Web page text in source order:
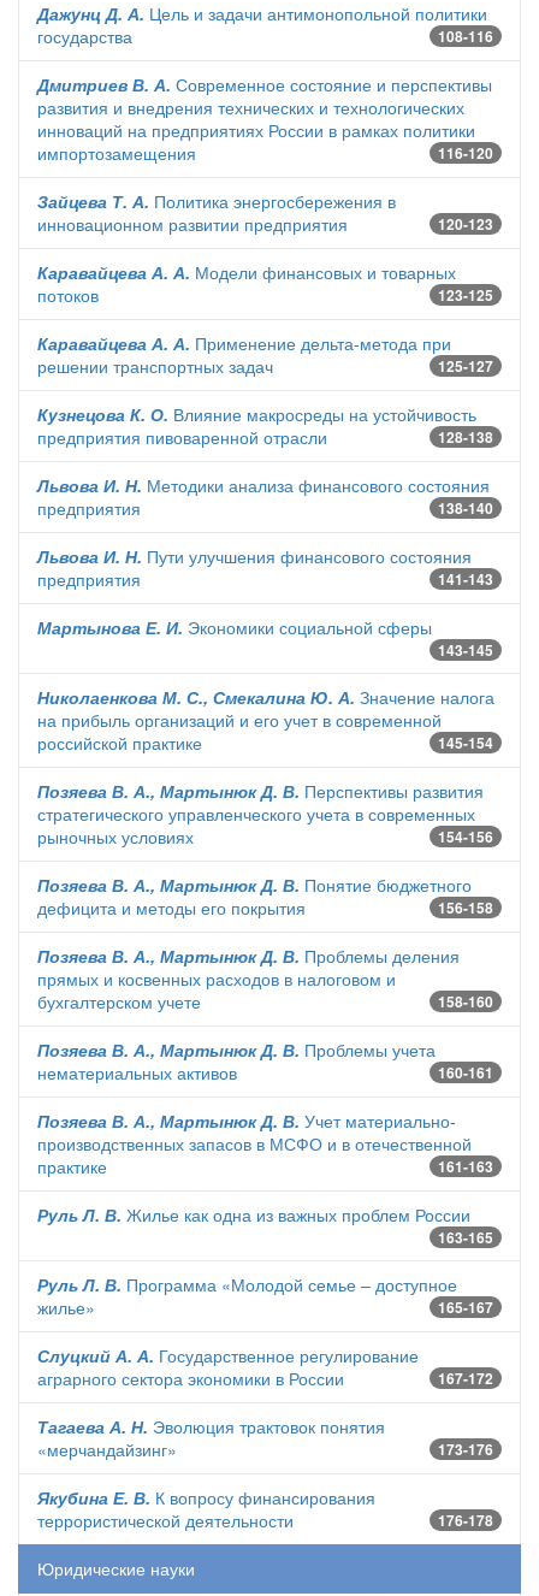
Дажунц Д. А. Цель и задачи антимонопольной политики
государства
108-116
Дмитриев В. А. Современное состояние и перспективы
развития и внедрения технических и технологических
инноваций на предприятиях России в рамках политики
импортозамещения
116-120
Зайцева Т. А. Политика энергосбережения в
инновационном развитии предприятия
120-123
Каравайцева А. А. Модели финансовых и товарных
потоков
123-125
Каравайцева А. А. Применение дельта-метода при
решении транспортных задач
125-127
Кузнецова К. О. Влияние макросреды на устойчивость
предприятия пивоваренной отрасли
128-138
Львова И. Н. Методики анализа финансового состояния
предприятия
138-140
Львова И. Н. Пути улучшения финансового состояния
предприятия
141-143
Мартынова Е. И. Экономики социальной сферы
143-145
Николаенкова М. С., Смекалина Ю. А. Значение налога
на прибыль организаций и его учет в современной
российской практике
145-154
Позяева В. А., Мартынюк Д. В. Перспективы развития
стратегического управленческого учета в современных
рыночных условиях
154-156
Позяева В. А., Мартынюк Д. В. Понятие бюджетного
дефицита и методы его покрытия
156-158
Позяева В. А., Мартынюк Д. В. Проблемы деления
прямых и косвенных расходов в налоговом и
бухгалтерском учете
158-160
Позяева В. А., Мартынюк Д. В. Проблемы учета
нематериальных активов
160-161
Позяева В. А., Мартынюк Д. В. Учет материально-
производственных запасов в МСФО и в отечественной
практике
161-163
Руль Л. В. Жилье как одна из важных проблем России
163-165
Руль Л. В. Программа «Молодой семье – доступное
жилье»
165-167
Слуцкий А. А. Государственное регулирование
аграрного сектора экономики в России
167-172
Тагаева А. Н. Эволюция трактовок понятия
«мерчандайзинг»
173-176
Якубина Е. В. К вопросу финансирования
террористической деятельности
176-178
Юридические науки